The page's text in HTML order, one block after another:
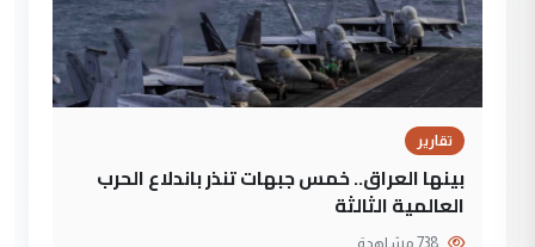
تقارير
بينها العراق.. خمس جبهات تنذر باندلاع الحرب
العالمية الثالثة